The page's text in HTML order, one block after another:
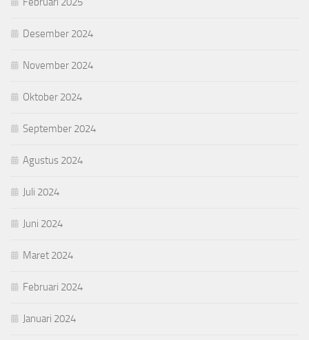
Desember 2024
November 2024
Oktober 2024
September 2024
Agustus 2024
Juli 2024
Juni 2024
Maret 2024
Februari 2024
Januari 2024